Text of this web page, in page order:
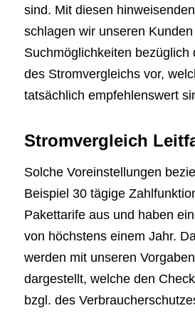
sind. Mit diesen
schlagen wir unseren Kunden
Suchmöglichkeiten bezüglich
des Stromvergleichs vor,
tatsächlich empfehlenswert
Stromvergleich
Solche Voreinstellungen
Beispiel 30 tägige
Pakettarife aus und haben
von höchstens einem Jahr.
werden mit unseren
dargestellt, welche den
bzgl. des